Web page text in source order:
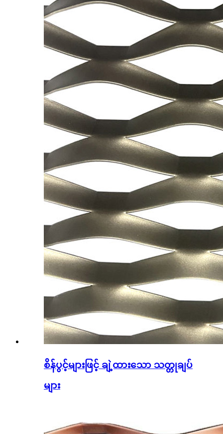
စိန်ပွင့်များဖြင့် ချဲ့ထားသော သတ္တုချပ်
များ